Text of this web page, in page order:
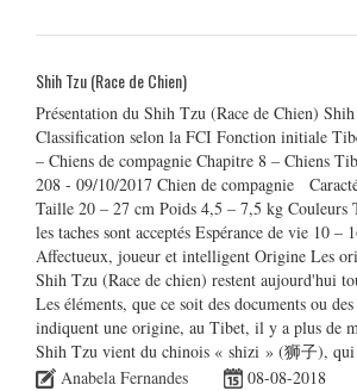
Shih Tzu (Race de Chien)
Présentation du Shih Tzu (Race de Chien)
Classification selon la FCI Fonction initiale
– Chiens de compagnie Chapitre 8 – Chiens
208 - 09/10/2017 Chien de compagnie
Taille 20 – 27 cm Poids 4,5 – 7,5 kg Couleurs
les taches sont acceptés Espérance de vie 10 –
Affectueux, joueur et intelligent Origine Les
Shih Tzu (Race de chien) restent aujourd'hui
Les éléments, que ce soit des documents ou
indiquent une origine, au Tibet, il y a plus de
Shih Tzu vient du chinois « shizi » (狮子),
Anabela Fernandes
08-08-2018